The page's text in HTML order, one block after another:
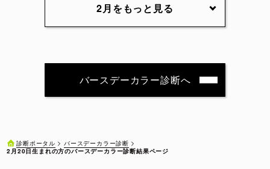
2月をもっと見る
2月7日 2月8日 2月9日
バースデーカラー診断へ
診断ポータル
バースデーカラー診断
2月20日生まれの方のバースデーカラー診断結果ページ